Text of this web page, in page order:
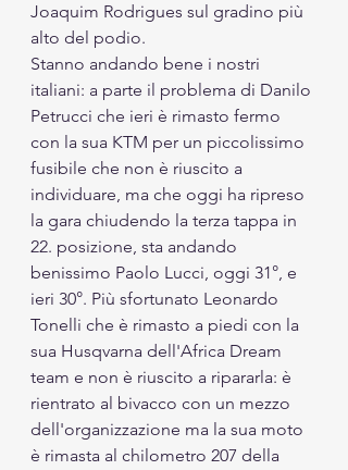
Joaquim Rodrigues sul gradino più
alto del podio.
Stanno andando bene i nostri
italiani: a parte il problema di Danilo
Petrucci che ieri è rimasto fermo
con la sua KTM per un piccolissimo
fusibile che non è riuscito a
individuare, ma che oggi ha ripreso
la gara chiudendo la terza tappa in
22. posizione, sta andando
benissimo Paolo Lucci, oggi 31°, e
ieri 30°. Più sfortunato Leonardo
Tonelli che è rimasto a piedi con la
sua Husqvarna dell'Africa Dream
team e non è riuscito a ripararla: è
rientrato al bivacco con un mezzo
dell'organizzazione ma la sua moto
è rimasta al chilometro 207 della